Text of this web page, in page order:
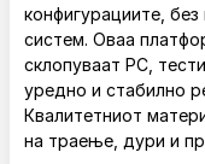
конфигурациите,
систем. Оваа
склопуваат PC,
уредно и стабилно
Квалитетниот
на траење, дури и